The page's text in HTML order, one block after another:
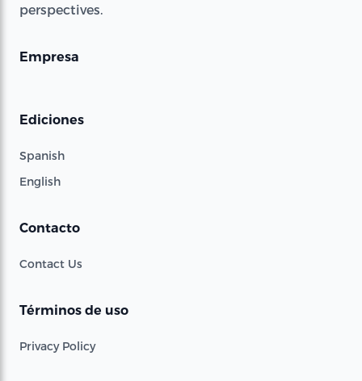
perspectives.
Empresa
Ediciones
Spanish
English
Contacto
Contact Us
Términos de uso
Privacy Policy